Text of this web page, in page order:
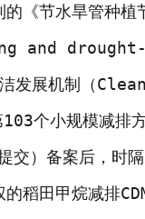
节水旱管种植
and
展机制（
103个小规模减
）备案后，时
稻田甲烷减排